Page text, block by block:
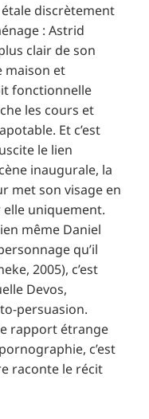
discrètement
: Astrid
clair de son
maison et
fonctionnelle
les cours et
Et c’est
le lien
inaugurale, la
met son visage en
uniquement.
même Daniel
qu’il
2005), c’est
Devos,
persuasion.
rapport étrange
c’est
raconte le récit